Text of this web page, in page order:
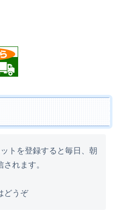
トを登録すると毎日、朝
れます。
どうぞ